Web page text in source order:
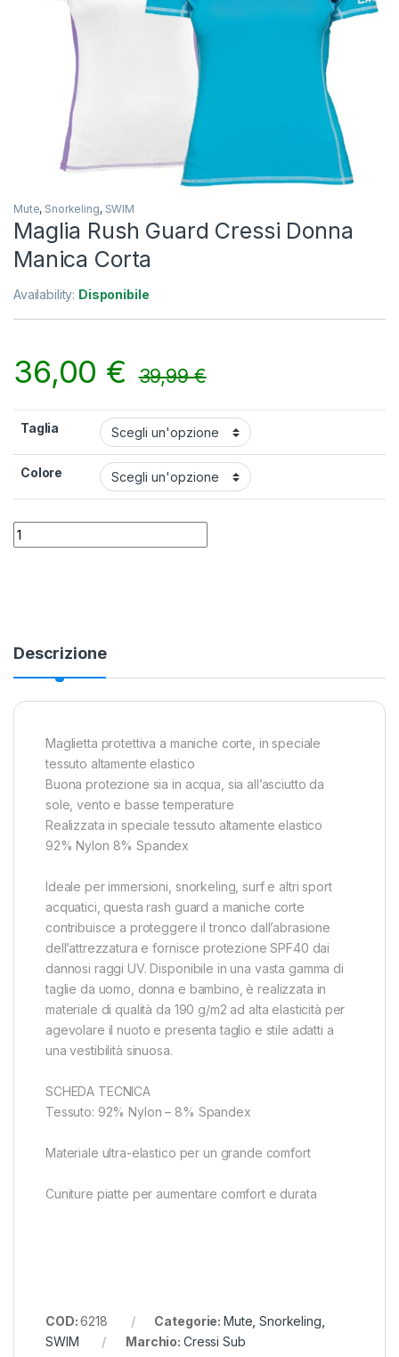
Mute, Snorkeling, SWIM
Maglia Rush Guard Cressi Donna
Manica Corta
Availability: Disponibile
36,00 € 39,99€
Taglia
Colore
Maglia Rush Guard Cressi Donna Manica Corta quantity
Descrizione
Maglietta protettiva a maniche corte, in speciale
tessuto altamente elastico
Buona protezione sia in acqua, sia all’asciutto da
sole, vento e basse temperature
Realizzata in speciale tessuto altamente elastico
92% Nylon 8% Spandex
Ideale per immersioni, snorkeling, surf e altri sport
acquatici, questa rash guard a maniche corte
contribuisce a proteggere il tronco dall’abrasione
dell’attrezzatura e fornisce protezione SPF40 dai
dannosi raggi UV. Disponibile in una vasta gamma di
taglie da uomo, donna e bambino, è realizzata in
materiale di qualità da 190 g/m2 ad alta elasticità per
agevolare il nuoto e presenta taglio e stile adatti a
una vestibilità sinuosa.
SCHEDA TECNICA
Tessuto: 92% Nylon – 8% Spandex
Materiale ultra-elastico per un grande comfort
Cuniture piatte per aumentare comfort e durata
COD:6218 Categorie: Mute ,Snorkeling
SWIM
Marchio: Cressi Sub